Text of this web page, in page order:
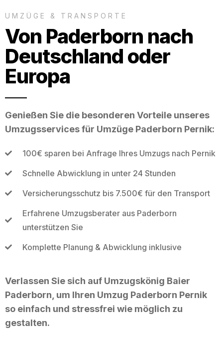
UMZÜGE & TRANSPORTE
Von Paderborn nach
Deutschland oder
Europa
Genießen Sie die besonderen Vorteile unseres
Umzugsservices für Umzüge Paderborn Pernik:
100€ sparen bei Anfrage Ihres Umzugs nach Pernik
Schnelle Abwicklung in unter 24 Stunden
Versicherungsschutz bis 7.500€ für den Transport
Erfahrene Umzugsberater aus Paderborn
unterstützen Sie
Komplette Planung & Abwicklung inklusive
Verlassen Sie sich auf Umzugskönig Baier
Paderborn, um Ihren Umzug Paderborn Pernik
so einfach und stressfrei wie möglich zu
gestalten.